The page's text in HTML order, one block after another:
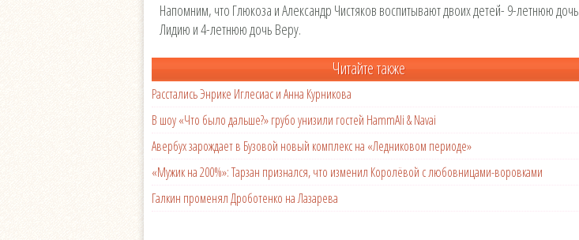
Напомним, что Глюкоза и Александр Чистяков воспитывают двоих детей- 9-летнюю дочь
Лидию и 4-летнюю дочь Веру.
Читайте также
Расстались Энрике Иглесиас и Анна Курникова
В шоу «Что было дальше?» грубо унизили гостей HammAli & Navai
Авербух зарождает в Бузовой новый комплекс на «Ледниковом периоде»
«Мужик на 200%»: Тарзан признался, что изменил Королёвой с любовницами-воровками
Галкин променял Дроботенко на Лазарева